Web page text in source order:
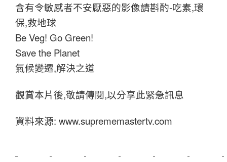
含有令敏感者不安厭惡的影像請斟酌-吃素,環
保,救地球
Be Veg! Go Green!
Save the Planet
氣候變遷,解決之道
觀賞本片後,敬請傳閱,以分享此緊急訊息
資料來源: www.suprememastertv.com